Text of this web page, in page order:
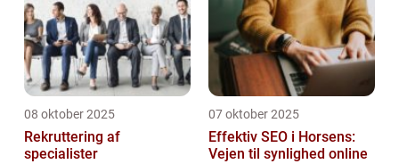
08 oktober 2025
Rekruttering af
specialister
07 oktober 2025
Effektiv SEO i Horsens:
Vejen til synlighed online